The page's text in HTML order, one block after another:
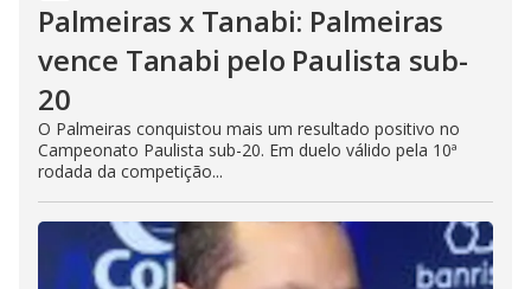
Palmeiras x Tanabi: Palmeiras
vence Tanabi pelo Paulista sub-
20
O Palmeiras conquistou mais um resultado positivo no
Campeonato Paulista sub-20. Em duelo válido pela 10ª
rodada da competição...